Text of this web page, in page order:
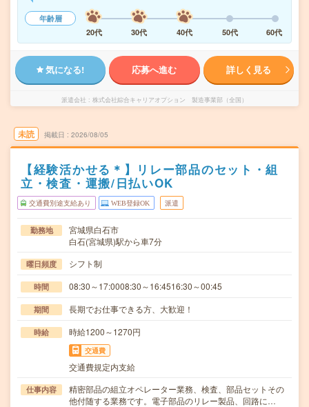
年齢層
20代
30代 40代 50代 60代
気になる! 応募へ進む 詳しく見る
派遣会社 株式会社綜合キャリアオプション 製造事業部（全国）
未読 掲載日 2026/08/05
【経験活かせる＊】リレー部品のセット・組
立・検査・運搬/日払いOK
交通費別途支給あり WEB登録OK 派遣
勤務地
宮城県白石市
白石(宮城県)駅から車7分
曜日頻度 シフト制
時間 08:30～17:0008:30～16:4516:30～00:45
期間 長期でお仕事できる方、大歓迎！
時給 時給1200～1270円
交通費
交通費規定内支給
仕事内容
精密部品の組立オペレーター業務、検査、部品セットその
他付随する業務です。電子部品のリレー製品、回路に…